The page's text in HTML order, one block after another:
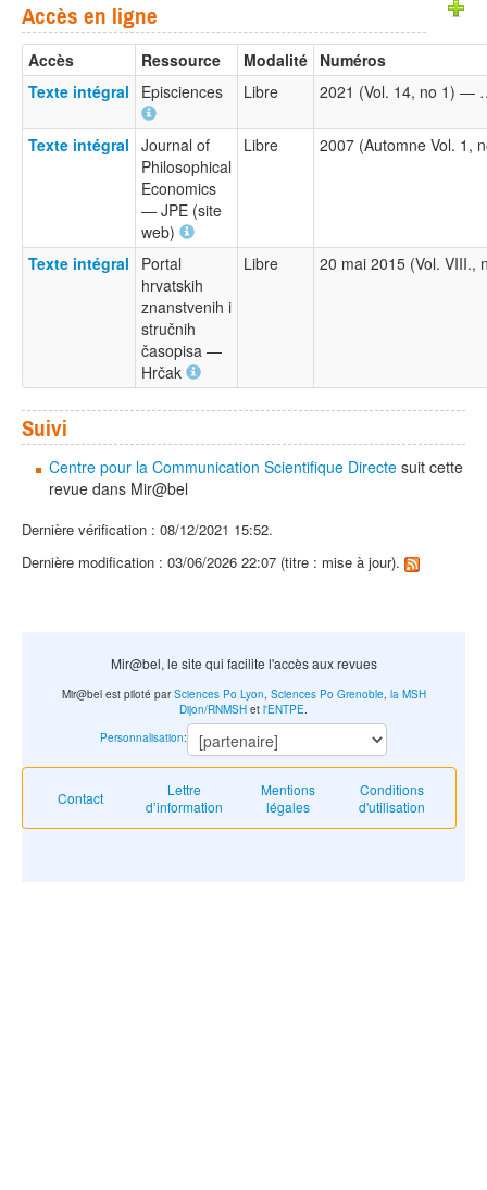
Accès en ligne
Accès Ressource Modalité Numéros
Texte intégral
Episciences Libre 2021 (Vol. 14, no 1) —
Texte intégral Journal of
Philosophical
Economics
— JPE (site
web)
Libre 2007 (Automne Vol.
Texte intégral
Portal
hrvatskih
znanstvenih i
stručnih
časopisa —
Hrčak
Libre 20 mai 2015 (Vol. VIII.,
Suivi
Centre pour la Communication Scientifique Directe suit cette
revue dans Mir@bel
Dernière vérification : 08/12/2021 15:52.
Dernière modification : 03/06/2026 22:07 (titre : mise à jour).
Mir@bel, le site qui facilite l'accès aux revues
Contact
Lettre
d’information
Mentions
légales
Conditions
d'utilisation
Mir@bel est piloté parSciences Po Lyon Sciences Po Grenoble, la MSH
Dijon/RNMSH et l'ENTPE
Personnalisation: